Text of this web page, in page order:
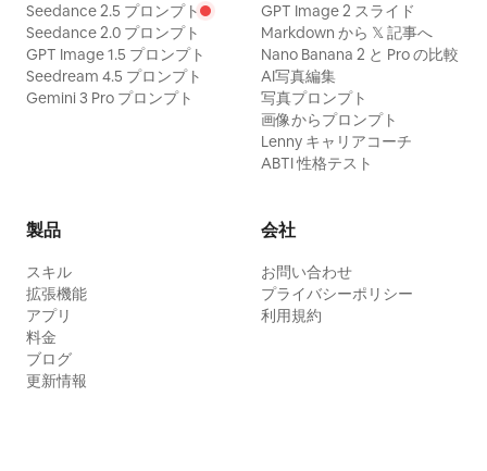
Seedance 2.5 プロンプト
Seedance 2.0 プロンプト
GPT Image 1.5 プロンプト
Seedream 4.5 プロンプト
Gemini 3 Pro プロンプト
GPT Image 2 スライド
Markdown から 𝕏 記事へ
Nano Banana 2 と Pro の比較
AI写真編集
写真プロンプト
画像からプロンプト
Lenny キャリアコーチ
ABTI 性格テスト
製品
スキル
拡張機能
アプリ
料金
ブログ
更新情報
会社
お問い合わせ
プライバシーポリシー
利用規約